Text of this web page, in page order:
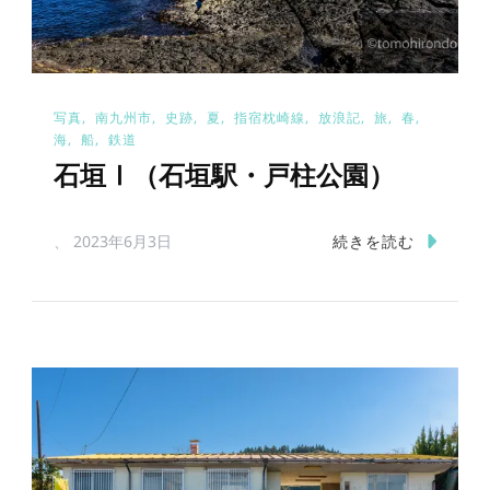
写真 南九州市 史跡 夏 指宿枕崎線 放浪記 旅
春
海
船 鉄道
石垣Ⅰ（石垣駅・戸柱公園）
、 2023年6月3日 続きを読む